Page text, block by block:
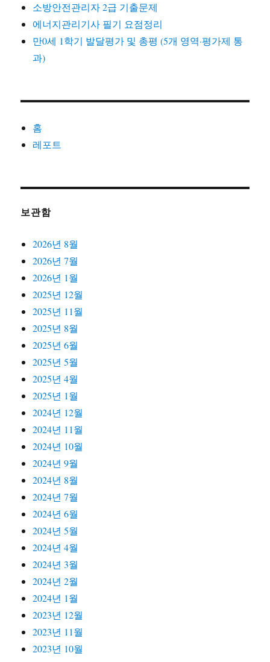
소방안전관리자 2급 기출문제
에너지관리기사 필기 요점정리
만0세 1학기 발달평가 및 총평 (5개 영역·평가제 통
과)
홈
레포트
보관함
2026년 8월
2026년 7월
2026년 1월
2025년 12월
2025년 11월
2025년 8월
2025년 6월
2025년 5월
2025년 4월
2025년 1월
2024년 12월
2024년 11월
2024년 10월
2024년 9월
2024년 8월
2024년 7월
2024년 6월
2024년 5월
2024년 4월
2024년 3월
2024년 2월
2024년 1월
2023년 12월
2023년 11월
2023년 10월